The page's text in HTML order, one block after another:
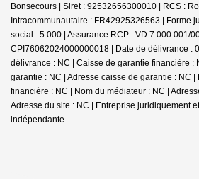
Bonsecours | Siret : 92532656300010 | RCS :
Intracommunautaire : FR42925326563 | Forme
social : 5 000 | Assurance RCP : VD 7.000.001/
CPI76062024000000018 | Date de délivrance :
délivrance : NC | Caisse de garantie financière :
garantie : NC | Adresse caisse de garantie : NC
financière : NC | Nom du médiateur : NC |
Adresse du site : NC | Entreprise juridiquement
indépendante